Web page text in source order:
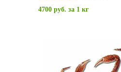
4700 руб. за 1 кг